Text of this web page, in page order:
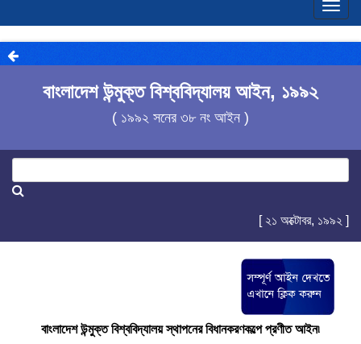
বাংলাদেশ উন্মুক্ত বিশ্ববিদ্যালয় আইন, ১৯৯২
( ১৯৯২ সনের ৩৮ নং আইন )
[ ২১ অক্টোবর, ১৯৯২ ]
বাংলাদেশ উন্মুক্ত বিশ্ববিদ্যালয় স্থাপনের বিধানকরণকল্পে প্রণীত আইন৷